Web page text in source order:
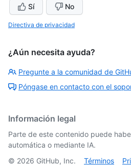
Sí No
Directiva de privacidad
¿Aún necesita ayuda?
Pregunte a la comunidad de
Póngase en contacto con el
Información legal
Parte de este contenido puede
automática o mediante IA.
© 2026 GitHub, Inc. Términos